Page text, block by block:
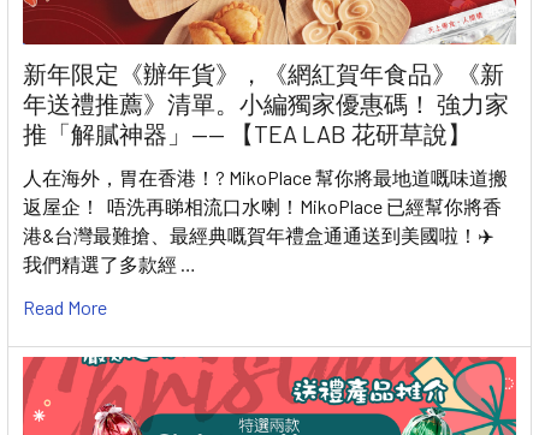
新年限定《辦年貨》，《網紅賀年食品》《新
年送禮推薦》清單。小編獨家優惠碼！ 強力家
推「解膩神器」—— 【TEA LAB 花研草說】
人在海外，胃在香港！? MikoPlace 幫你將最地道嘅味道搬
返屋企！ 唔洗再睇相流口水喇！MikoPlace 已經幫你將香
港&台灣最難搶、最經典嘅賀年禮盒通通送到美國啦！✈️
我們精選了多款經 …
Read More